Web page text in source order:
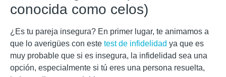
conocida como celos)
¿Es tu pareja insegura? En primer lugar, te animamos a
que lo averigües con este test de infidelidad ya que es
muy probable que si es insegura, la infidelidad sea una
opción, especialmente si tú eres una persona resuelta,